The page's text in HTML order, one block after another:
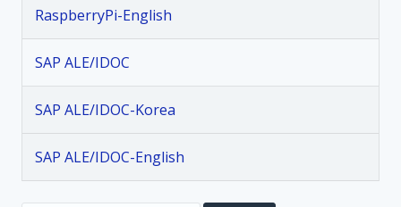
g
a
i
RaspberryPi-English
SAP ALE/IDOC
SAP ALE/IDOC-Korea
SAP ALE/IDOC-English